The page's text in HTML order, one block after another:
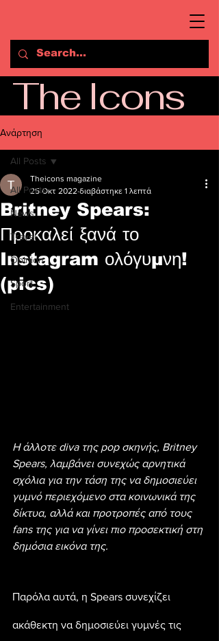
The Icons
Ανάρτηση
All Posts
News
Travel
Opinion
Sport
Entertainment
All Posts
Britney Spears:
Προκαλεί ξανά το
Instagram ολόγυμνη!
(pics)
Theicons magazine
25 Οκτ 2022 διαβάστηκε 1 λεπτά
Η άλλοτε diva της pop σκηνής, Britney
Spears, λαμβάνει συνεχώς αρνητικά
σχόλια για την τάση της να δημοσιεύει
γυμνό περιεχόμενο στα κοινωνικά της
δίκτυα, αλλά και προτροπές από τους
fans της για να γίνει πιο προσεκτική στη
δημόσια εικόνα της.
Παρόλα αυτά, η Spears συνεχίζει
ακάθεκτη να δημοσιεύει γυμνές τις